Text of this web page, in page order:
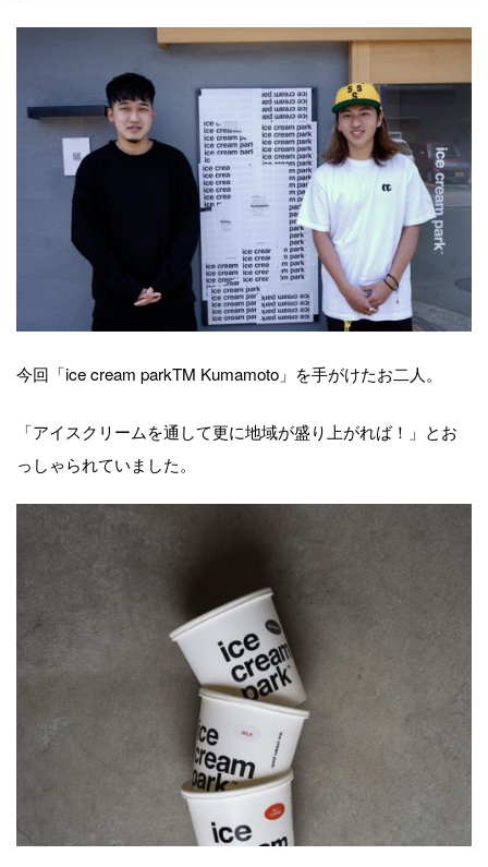
今回「ice cream parkTM Kumamoto」を手がけたお二人。
「アイスクリームを通して更に地域が盛り上がれば！」とお
っしゃられていました。